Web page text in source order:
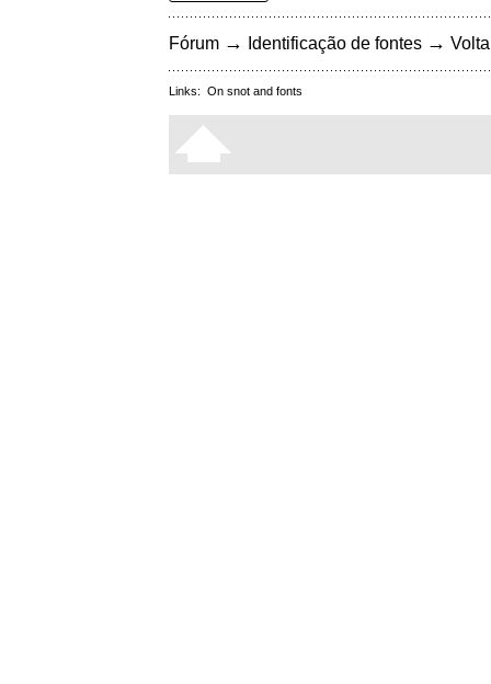
Fórum → Identificação de fontes →
Links: On snot and fonts